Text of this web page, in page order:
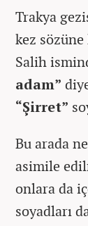
Trakya
kez sözüne
Salih
adam”
“Şirret”
Bu arada
asimile
onlara da
soyadları